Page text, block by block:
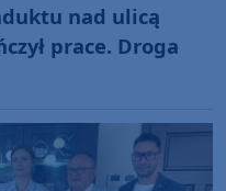
nad ulicą
prace. Droga